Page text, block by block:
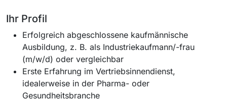
Ihr Profil
Erfolgreich abgeschlossene kaufmännische
Ausbildung, z. B. als Industriekaufmann/-frau
(m/w/d) oder vergleichbar
Erste Erfahrung im Vertriebsinnendienst,
idealerweise in der Pharma- oder
Gesundheitsbranche